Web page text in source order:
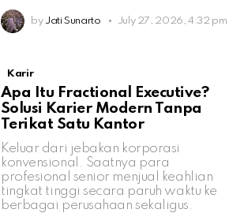
by Jati Sunarto July 27, 2026, 4:32 pm
Karir
Apa Itu Fractional Executive?
Solusi Karier Modern Tanpa
Terikat Satu Kantor
Keluar dari jebakan korporasi
konvensional. Saatnya para
profesional senior menjual keahlian
tingkat tinggi secara paruh waktu ke
berbagai perusahaan sekaligus.